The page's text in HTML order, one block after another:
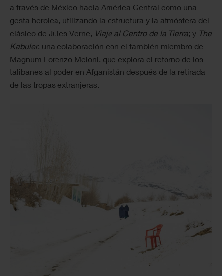
a través de México hacia América Central como una
gesta heroica, utilizando la estructura y la atmósfera del
clásico de Jules Verne, Viaje al Centro de la Tierra; y The
Kabuler, una colaboración con el también miembro de
Magnum Lorenzo Meloni, que explora el retorno de los
talibanes al poder en Afganistán después de la retirada
de las tropas extranjeras.